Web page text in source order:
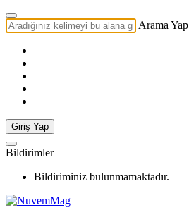
Arama Yap
Giriş Yap
Bildirimler
Bildiriminiz bulunmamaktadır.